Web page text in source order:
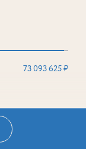
73 093 625 ₽